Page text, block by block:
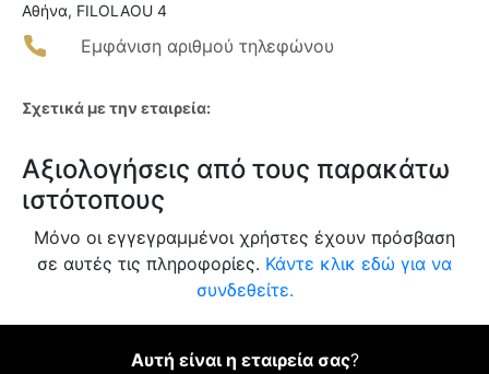
Αθήνα, FILOLAOU 4
Εμφάνιση αριθμού τηλεφώνου
Σχετικά με την εταιρεία:
Αξιολογήσεις από τους παρακάτω
ιστότοπους
Μόνο οι εγγεγραμμένοι χρήστες έχουν πρόσβαση
σε αυτές τις πληροφορίες. Κάντε κλικ εδώ για να
συνδεθείτε.
Αυτή είναι η εταιρεία σας?